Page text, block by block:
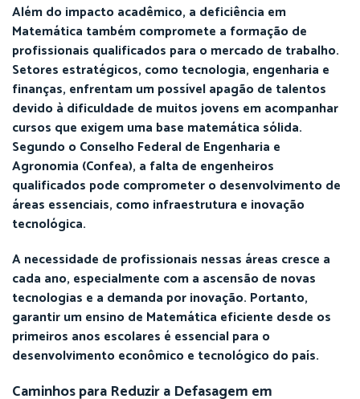
Além do impacto acadêmico, a deficiência em
Matemática também compromete a formação de
profissionais qualificados para o mercado de trabalho.
Setores estratégicos, como tecnologia, engenharia e
finanças, enfrentam um possível apagão de talentos
devido à dificuldade de muitos jovens em acompanhar
cursos que exigem uma base matemática sólida.
Segundo o Conselho Federal de Engenharia e
Agronomia (Confea), a falta de engenheiros
qualificados pode comprometer o desenvolvimento de
áreas essenciais, como infraestrutura e inovação
tecnológica.
A necessidade de profissionais nessas áreas cresce a
cada ano, especialmente com a ascensão de novas
tecnologias e a demanda por inovação. Portanto,
garantir um ensino de Matemática eficiente desde os
primeiros anos escolares é essencial para o
desenvolvimento econômico e tecnológico do país.
Caminhos para Reduzir a Defasagem em